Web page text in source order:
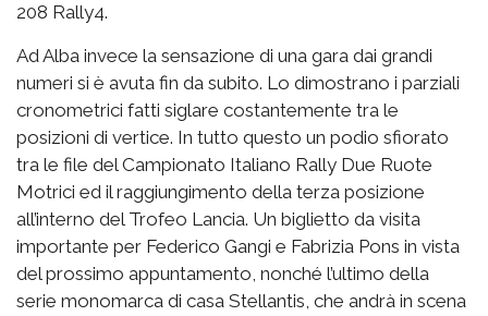
208 Rally4.
Ad Alba invece la sensazione di una gara dai grandi
numeri si è avuta fin da subito. Lo dimostrano i parziali
cronometrici fatti siglare costantemente tra le
posizioni di vertice. In tutto questo un podio sfiorato
tra le file del Campionato Italiano Rally Due Ruote
Motrici ed il raggiungimento della terza posizione
all’interno del Trofeo Lancia. Un biglietto da visita
importante per Federico Gangi e Fabrizia Pons in vista
del prossimo appuntamento, nonché l’ultimo della
serie monomarca di casa Stellantis, che andrà in scena